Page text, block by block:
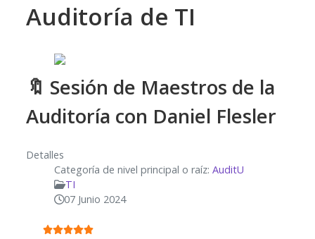
Auditoría de TI
🔖 Sesión de Maestros de la
Auditoría con Daniel Flesler
Detalles
Categoría de nivel principal o raíz: AuditU
TI
07 Junio 2024